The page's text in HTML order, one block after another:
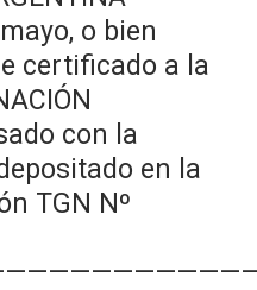
o bien
certificado a la
con la
en la
TGN Nº